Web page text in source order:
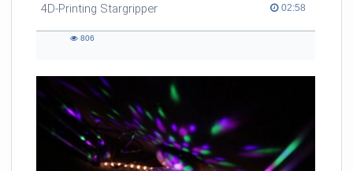
4D-Printing Stargripper 02:58
02:58 duration
806